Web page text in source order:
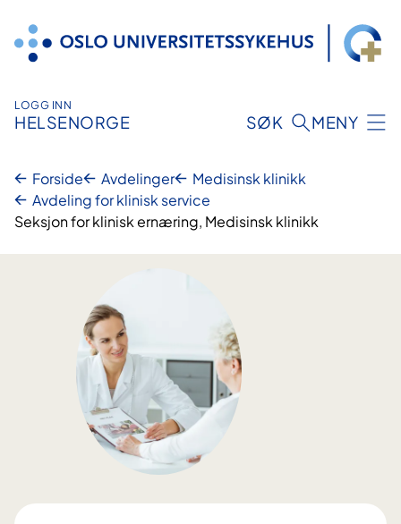
innhold
LOGG INN
HELSENORGE SØK MENY
Forside Avdelinger
Medisinsk klinikk
Avdeling for klinisk service
Seksjon for klinisk ernæring, Medisinsk klinikk